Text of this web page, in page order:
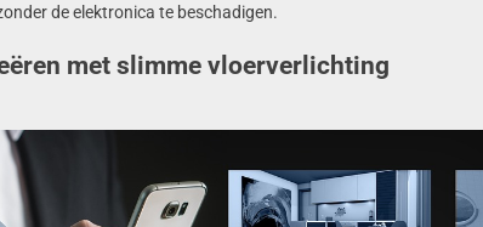
de elektronica te beschadigen.
met slimme vloerverlichting